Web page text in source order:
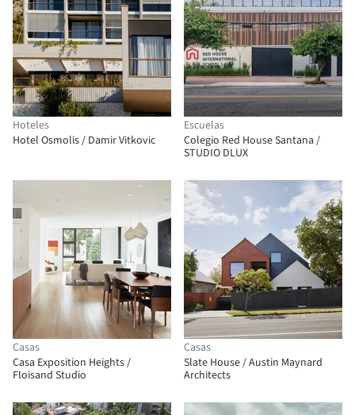
Hoteles
Hotel Osmolis / Damir Vitkovic
Escuelas
Colegio Red House Santana /
STUDIO DLUX
Casas
Casa Exposition Heights /
Floisand Studio
Casas
Slate House / Austin Maynard
Architects